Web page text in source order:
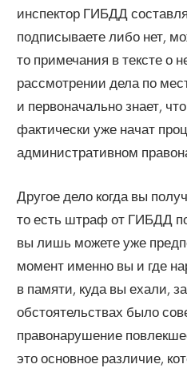
инспектор ГИБДД
подписываете либо нет,
то примечания в тексте о
рассмотрении дела по
и первоначально знает,
фактически уже начат
административном
Другое дело когда вы
то есть штраф от ГИБДД
вы лишь можете уже
момент именно вы и где
в памяти, куда вы ехали,
обстоятельствах было
правонарушение
это основное различие,